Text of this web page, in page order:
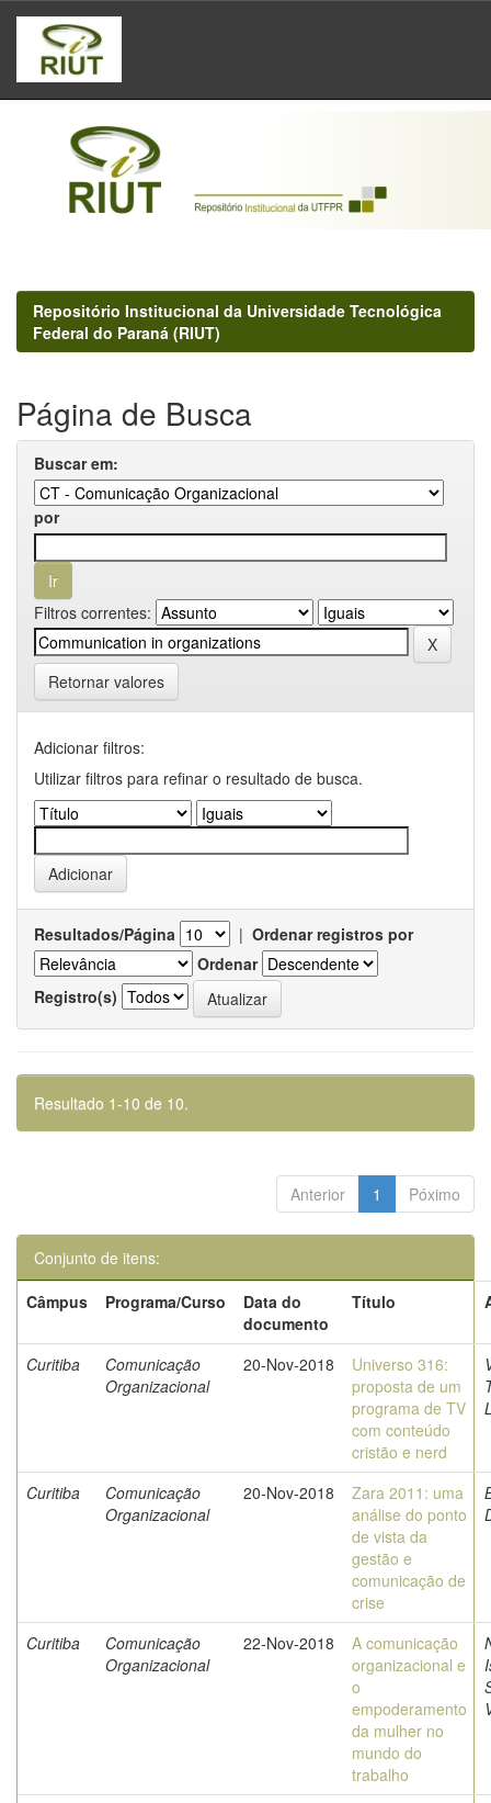
Skip
navigation
Repositório Institucional da Universidade Tecnológica
Federal do Paraná (RIUT)
Página de Busca
Buscar em:
por
Filtros correntes:
Retornar valores
Adicionar filtros:
Utilizar filtros para refinar o resultado de busca.
Resultados/Página | Ordenar registros por
Ordenar
Registro(s)
Resultado 1-10 de 10.
Anterior 1 Póximo
Conjunto de itens:
Câmpus
Programa/Curso
Data do
documento
Título
Curitiba
Comunicação
Organizacional
20-Nov-2018
Universo 316:
proposta de um
programa de TV
com conteúdo
cristão e nerd
Curitiba
Comunicação
Organizacional
20-Nov-2018
Zara 2011: uma
análise do ponto
de vista da
gestão e
comunicação de
crise
Curitiba
Comunicação
Organizacional
22-Nov-2018
A comunicação
organizacional e
o
empoderamento
da mulher no
mundo do
trabalho